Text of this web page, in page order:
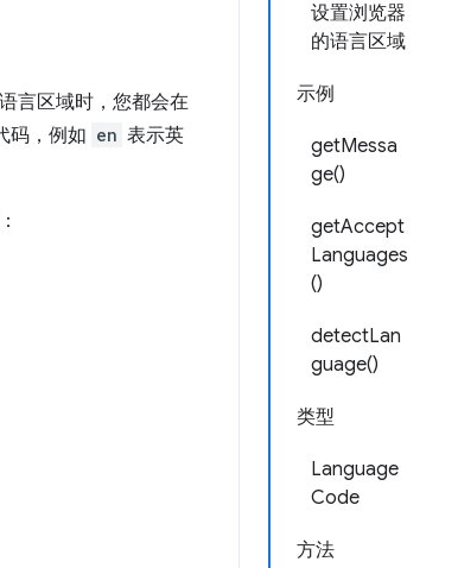
设置浏览器
的语言区域
示例
getMessa
ge()
getAccept
Languages
()
detectLan
guage()
类型
Language
Code
方法
言区域时，您都会在
码，例如 en 表示英